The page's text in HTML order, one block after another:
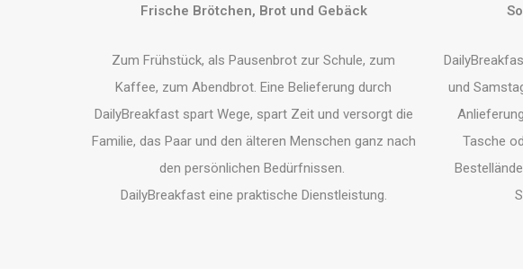
Frische Brötchen, Brot und Gebäck
Zum Frühstück, als Pausenbrot zur Schule, zum
Kaffee, zum Abendbrot. Eine Belieferung durch
DailyBreakfast spart Wege, spart Zeit und versorgt die
Familie, das Paar und den älteren Menschen ganz nach
den persönlichen Bedürfnissen.
DailyBreakfast eine praktische Dienstleistung.
und
Tasche